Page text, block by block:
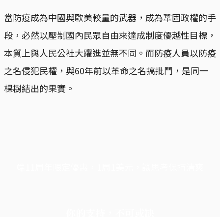
當防疫成為中國與歐美較量的武器，成為鞏固政權的手
段，必然以壓制國內民眾自由來達成制度優越性目標，
本質上與人民公社大躍進並無不同。而防疫人員以防疫
之名侵犯民權，與60年前以革命之名搞批鬥，是同一
棵樹結出的果實。